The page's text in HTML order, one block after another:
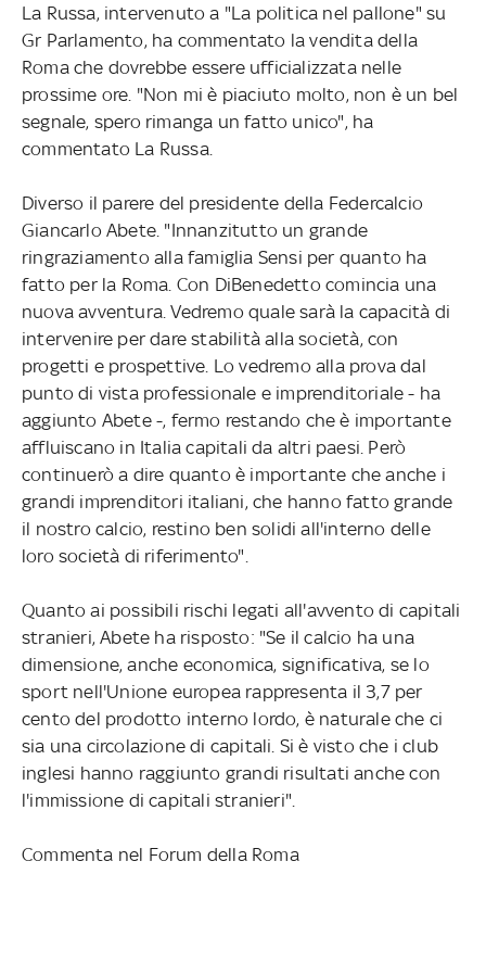
La Russa, intervenuto a "La politica nel pallone" su
Gr Parlamento, ha commentato la vendita della
Roma che dovrebbe essere ufficializzata nelle
prossime ore. "Non mi è piaciuto molto, non è un bel
segnale, spero rimanga un fatto unico", ha
commentato La Russa.
Diverso il parere del presidente della Federcalcio
Giancarlo Abete. "Innanzitutto un grande
ringraziamento alla famiglia Sensi per quanto ha
fatto per la Roma. Con DiBenedetto comincia una
nuova avventura. Vedremo quale sarà la capacità di
intervenire per dare stabilità alla società, con
progetti e prospettive. Lo vedremo alla prova dal
punto di vista professionale e imprenditoriale - ha
aggiunto Abete -, fermo restando che è importante
affluiscano in Italia capitali da altri paesi. Però
continuerò a dire quanto è importante che anche i
grandi imprenditori italiani, che hanno fatto grande
il nostro calcio, restino ben solidi all'interno delle
loro società di riferimento".
Quanto ai possibili rischi legati all'avvento di capitali
stranieri, Abete ha risposto: "Se il calcio ha una
dimensione, anche economica, significativa, se lo
sport nell'Unione europea rappresenta il 3,7 per
cento del prodotto interno lordo, è naturale che ci
sia una circolazione di capitali. Si è visto che i club
inglesi hanno raggiunto grandi risultati anche con
l'immissione di capitali stranieri".
Commenta nel Forum della Roma